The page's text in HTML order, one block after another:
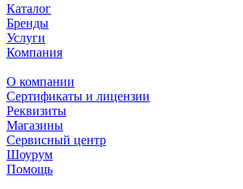
Каталог
Бренды
Услуги
Компания
О компании
Сертификаты и лицензии
Реквизиты
Магазины
Сервисный центр
Шоурум
Помощь